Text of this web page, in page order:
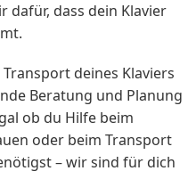
dafür, dass dein Klavier
deines Klaviers
Beratung und Planung
ob du Hilfe beim
oder beim Transport
– wir sind für dich